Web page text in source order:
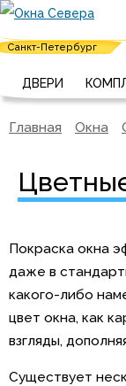
Санкт-Петербург
ДВЕРИ
Главная Окна
Покраска окна
даже в
какого-либо
цвет окна, как
взгляды,
Существует